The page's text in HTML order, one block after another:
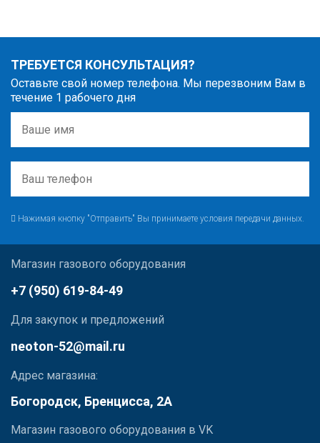
ТРЕБУЕТСЯ КОНСУЛЬТАЦИЯ?
Оставьте свой номер телефона. Мы перезвоним Вам в
течение 1 рабочего дня
Нажимая кнопку "Отправить" Вы принимаете условия передачи данных.
Магазин газового оборудования
+7 (950) 619-84-49
Для закупок и предложений
neoton-52@mail.ru
Адрес магазина:
Богородск, Бренцисса, 2А
Магазин газового оборудования в VK